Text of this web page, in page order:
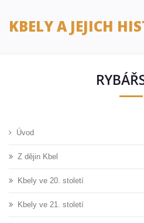
KBELY A JEJICH
Úvod
Z dějin Kbel
Kbely ve 20. století
Kbely ve 21. století